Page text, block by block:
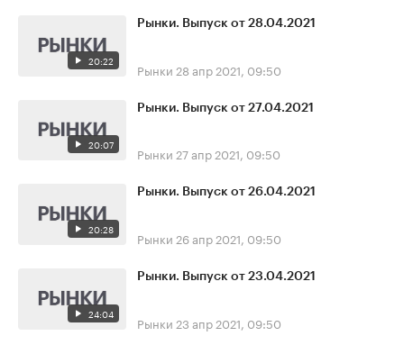
20:22
Рынки. Выпуск от 28.04.2021
Рынки 28 апр 2021, 09:50
20:07
Рынки. Выпуск от 27.04.2021
Рынки 27 апр 2021, 09:50
20:28
Рынки. Выпуск от 26.04.2021
Рынки 26 апр 2021, 09:50
24:04
Рынки. Выпуск от 23.04.2021
Рынки 23 апр 2021, 09:50